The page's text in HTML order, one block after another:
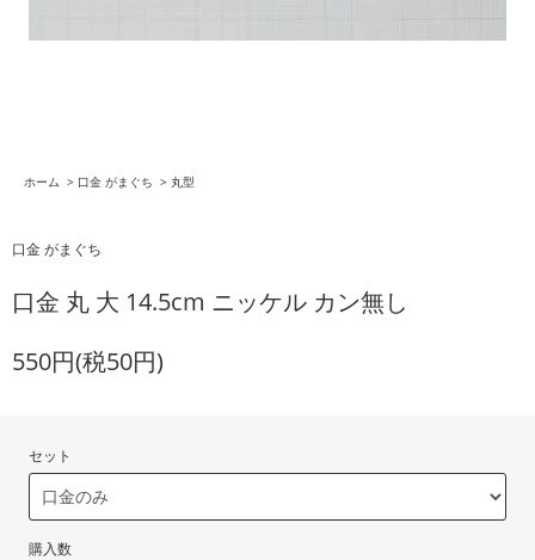
ホーム > 口金 がまぐち > 丸型
口金 がまぐち
口金 丸 大 14.5cm ニッケル カン無し
550円(税50円)
セット
購入数